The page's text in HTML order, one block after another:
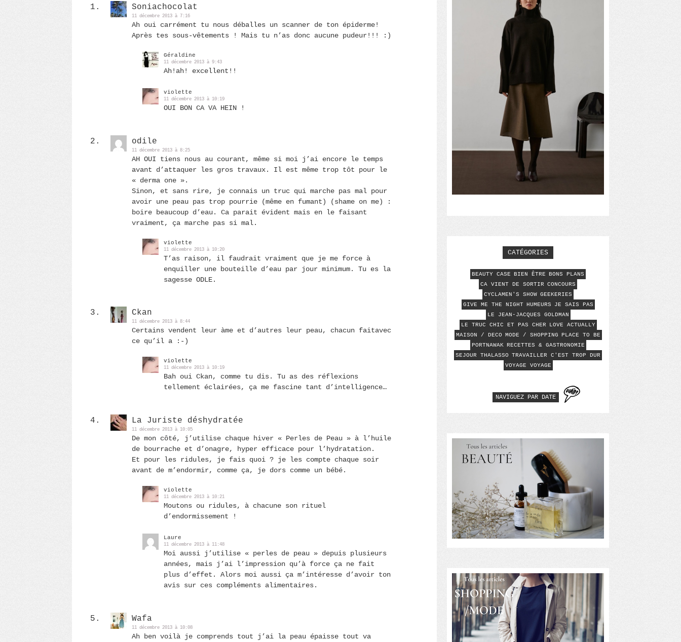
Soniachocolat
11 décembre 2013 à 7:16
Ah oui carrément tu nous déballes un scanner de ton épiderme!
Après tes sous-vêtements ! Mais tu n’as donc aucune pudeur!!! :)
Géraldine
11 décembre 2013 à 9:43
Ah!ah! excellent!!
violette
11 décembre 2013 à 10:19
OUI BON CA VA HEIN !
odile
11 décembre 2013 à 8:25
AH OUI tiens nous au courant, même si moi j’ai encore le temps
avant d’attaquer les gros travaux. Il est même trop tôt pour le
« derma one ».
Sinon, et sans rire, je connais un truc qui marche pas mal pour
avoir une peau pas trop pourrie (même en fumant) (shame on me) :
boire beaucoup d’eau. Ca parait évident mais en le faisant
vraiment, ça marche pas si mal.
violette
11 décembre 2013 à 10:20
T’as raison, il faudrait vraiment que je me force à
enquiller une bouteille d’eau par jour minimum. Tu es la
sagesse ODLE.
Ckan
11 décembre 2013 à 8:44
Certains vendent leur àme et d’autres leur peau, chacun faitavec
ce qu’il a :-)
violette
11 décembre 2013 à 10:19
Bah oui Ckan, comme tu dis. Tu as des réflexions
tellement éclairées, ça me fascine tant d’intelligence…
La Juriste déshydratée
11 décembre 2013 à 10:05
De mon côté, j’utilise chaque hiver « Perles de Peau » à l’huile
de bourrache et d’onagre, hyper efficace pour l’hydratation.
Et pour les ridules, je fais quoi ? je les compte chaque soir
avant de m’endormir, comme ça, je dors comme un bébé.
violette
11 décembre 2013 à 10:21
Moutons ou ridules, à chacune son rituel
d’endormissement !
Laure
11 décembre 2013 à 11:48
Moi aussi j’utilise « perles de peau » depuis plusieurs
années, mais j’ai l’impression qu’à force ça ne fait
plus d’effet. Alors moi aussi ça m’intéresse d’avoir ton
avis sur ces compléments alimentaires.
Wafa
11 décembre 2013 à 10:08
Ah ben voilà je comprends tout j’ai la peau épaisse tout va
CATÉGORIES
BEAUTY CASE BIEN ÊTRE BONS PLANS
CA VIENT DE SORTIR CONCOURS
CYCLAMEN'S SHOW GEEKERIES
GIVE ME THE NIGHT HUMEURS
JE SAIS PAS
LE JEAN-JACQUES GOLDMAN
LE TRUC CHIC ET PAS CHER
LOVE ACTUALLY
MAISON / DECO MODE / SHOPPING PLACE TO BE
PORTNAWAK RECETTES & GASTRONOMIE
SEJOUR THALASSO TRAVAILLER C'EST TROP DUR
VOYAGE VOYAGE
NAVIGUEZ PAR DATE